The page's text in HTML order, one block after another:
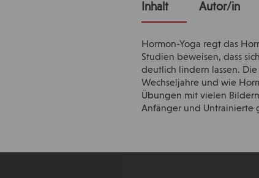
Inhalt Autor/in
Hormon-Yoga regt das
Studien beweisen, dass
deutlich lindern lassen.
Wechseljahre und wie
Übungen mit vielen
Anfänger und Untrainierte